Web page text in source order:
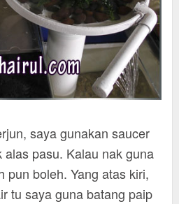
saya gunakan saucer
pasu. Kalau nak guna
pun boleh. Yang atas kiri,
tu saya guna batang paip